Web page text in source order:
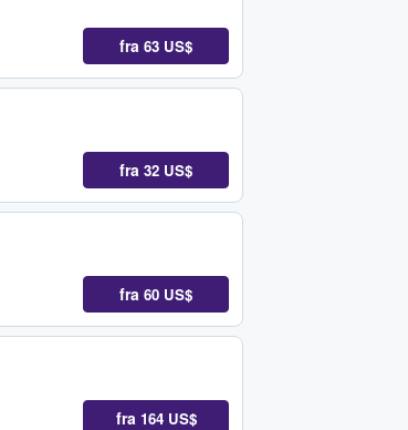
fra 63 US$
fra 32 US$
fra 60 US$
fra 164 US$